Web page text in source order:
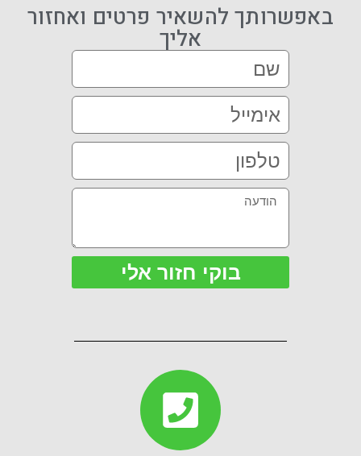
באפשרותך להשאיר פרטים ואחזור
אליך
בוקי חזור אלי